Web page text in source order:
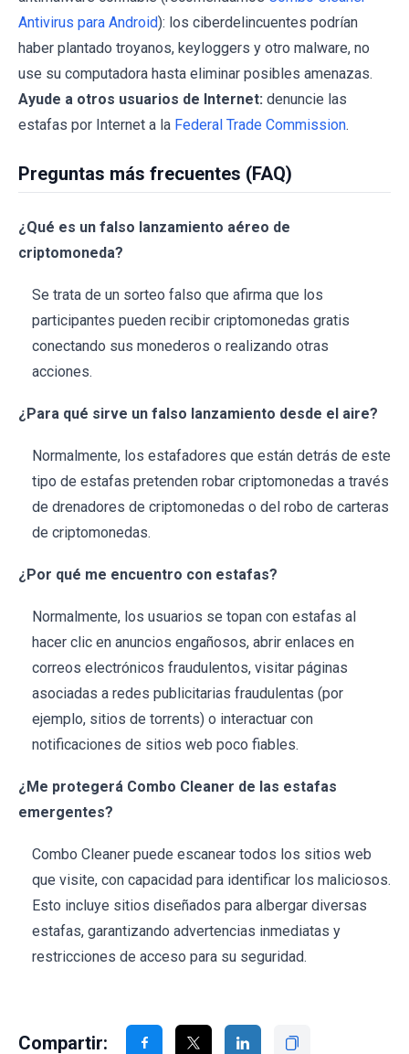
Antivirus para Android): los ciberdelincuentes podrían
haber plantado troyanos, keyloggers y otro malware, no
use su computadora hasta eliminar posibles amenazas.
Ayude a otros usuarios de Internet: denuncie las
estafas por Internet a la Federal Trade Commission.
Preguntas más frecuentes (FAQ)
¿Qué es un falso lanzamiento aéreo de
criptomoneda?
Se trata de un sorteo falso que afirma que los
participantes pueden recibir criptomonedas gratis
conectando sus monederos o realizando otras
acciones.
¿Para qué sirve un falso lanzamiento desde el aire?
Normalmente, los estafadores que están detrás de este
tipo de estafas pretenden robar criptomonedas a través
de drenadores de criptomonedas o del robo de carteras
de criptomonedas.
¿Por qué me encuentro con estafas?
Normalmente, los usuarios se topan con estafas al
hacer clic en anuncios engañosos, abrir enlaces en
correos electrónicos fraudulentos, visitar páginas
asociadas a redes publicitarias fraudulentas (por
ejemplo, sitios de torrents) o interactuar con
notificaciones de sitios web poco fiables.
¿Me protegerá Combo Cleaner de las estafas
emergentes?
Combo Cleaner puede escanear todos los sitios web
que visite, con capacidad para identificar los maliciosos.
Esto incluye sitios diseñados para albergar diversas
estafas, garantizando advertencias inmediatas y
restricciones de acceso para su seguridad.
Compartir: